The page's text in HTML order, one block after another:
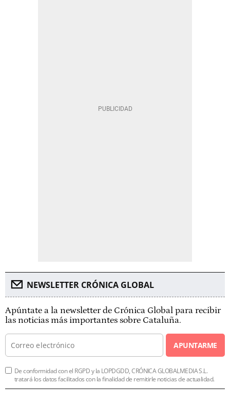
NEWSLETTER CRÓNICA GLOBAL
Apúntate a la newsletter de Crónica Global para recibir
las noticias más importantes sobre Cataluña.
APUNTARME
De conformidad con el RGPD y la LOPDGDD, CRÓNICA GLOBALMEDIA S.L.
tratará los datos facilitados con la finalidad de remitirle noticias de actualidad.